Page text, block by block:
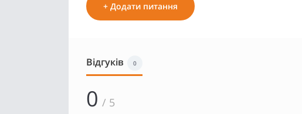
+ Додати питання
Відгуків 0
0 / 5